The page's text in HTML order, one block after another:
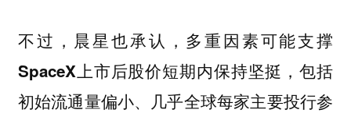
不过，晨星也承认， 多重因素可能支撑
SpaceX上市后股价短期内保持坚挺 ，包括
初始流通量偏小、几乎全球每家主要投行参